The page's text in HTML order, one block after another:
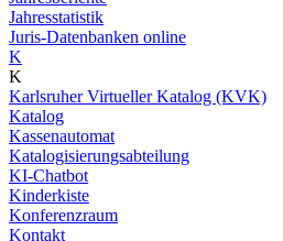
Jahresstatistik
Juris-Datenbanken online
K
K
Karlsruher Virtueller Katalog (KVK)
Katalog
Kassenautomat
Katalogisierungsabteilung
KI-Chatbot
Kinderkiste
Konferenzraum
Kontakt